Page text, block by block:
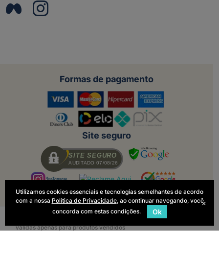
Formas de pagamento
Site seguro
SITE SEGURO
AUDITADO 07/08/26
válidas apenas para produtos vendidos
Utilizamos cookies essenciais e tecnologias semelhantes de acordo
com a nossa Política de Privacidade, ao continuar navegando, você
concorda com estas condições.
Ok
×